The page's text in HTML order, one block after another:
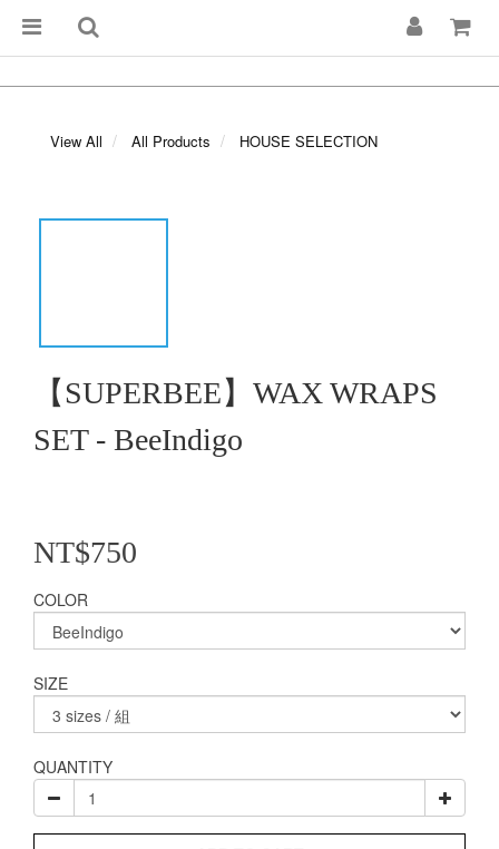
View All All Products HOUSE SELECTION
【SUPERBEE】WAX WRAPS
SET - BeeIndigo
NT$750
COLOR
SIZE
QUANTITY